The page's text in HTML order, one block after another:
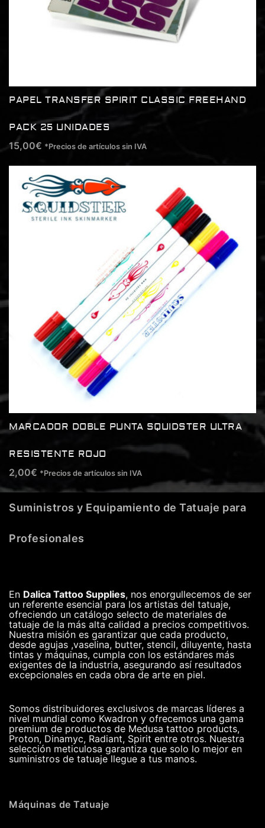
PAPEL TRANSFER SPIRIT CLASSIC FREEHAND
PACK 25 UNIDADES
15,00€ *Precios de artículos sin IVA
MARCADOR DOBLE PUNTA SQUIDSTER ULTRA
RESISTENTE ROJO
2,00€ *Precios de artículos sin IVA
Suministros y Equipamiento de Tatuaje para
Profesionales
En Dalica Tattoo Supplies, nos enorgullecemos de ser
un referente esencial para los artistas del tatuaje,
ofreciendo un catálogo selecto de materiales de
tatuaje de la más alta calidad a precios competitivos.
Nuestra misión es garantizar que cada producto,
desde agujas ,vaselina, butter, stencil, diluyente, hasta
tintas y máquinas, cumpla con los estándares más
exigentes de la industria, asegurando así resultados
excepcionales en cada obra de arte en piel.
Somos distribuidores exclusivos de marcas líderes a
nivel mundial como Kwadron y ofrecemos una gama
premium de productos de Medusa tattoo products,
Proton, Dinamyc, Radiant, Spirit entre otros. Nuestra
selección meticulosa garantiza que solo lo mejor en
suministros de tatuaje llegue a tus manos.
Máquinas de Tatuaje